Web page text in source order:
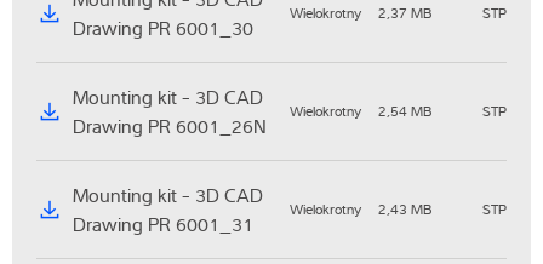
Drawing PR 6001_30
Wielokrotny 2,37 MB STP
Mounting kit - 3D CAD
Drawing PR 6001_26N
Wielokrotny 2,54 MB STP
Mounting kit - 3D CAD
Drawing PR 6001_31
Wielokrotny 2,43 MB STP